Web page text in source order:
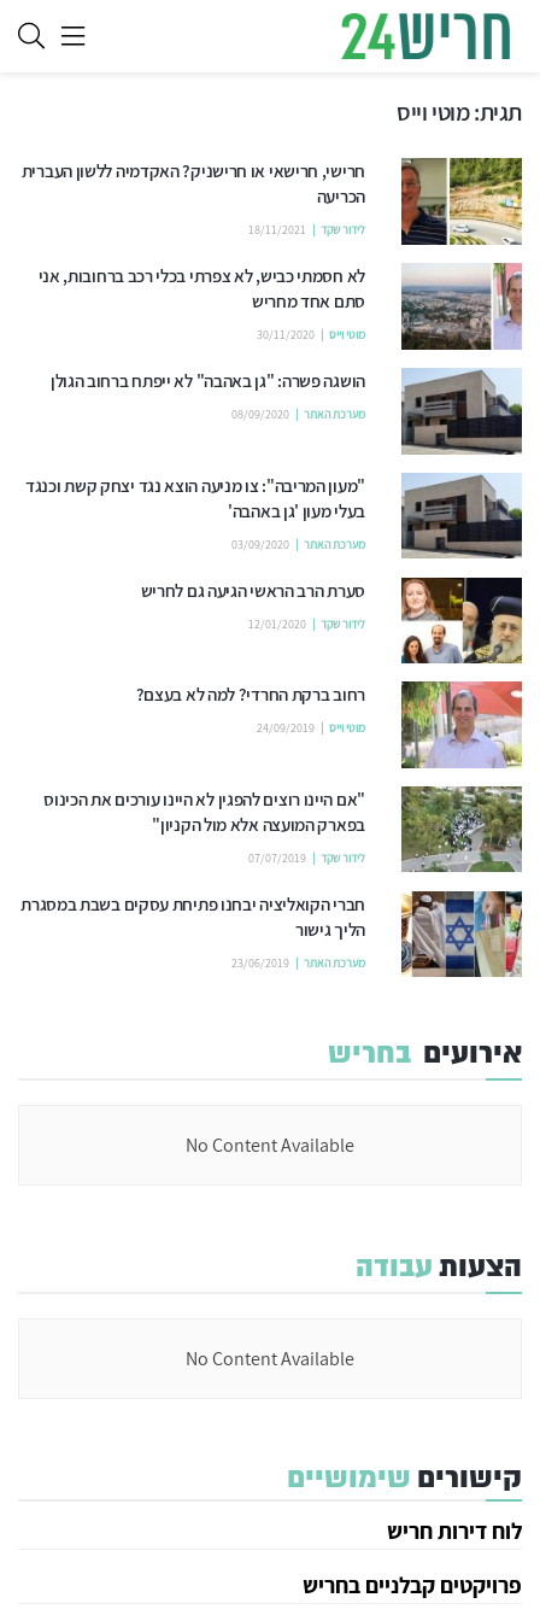
תגית:מוטי וייס
חרישי, חרישאי או חרישניק? האקדמיה ללשון העברית
הכריעה
לידור שקד 18/11/2021
לא חסמתי כביש, לא צפרתי בכלי רכב ברחובות, אני
סתם אחד מחריש
מוטי וייס 30/11/2020
הושגה פשרה: "גן באהבה" לא ייפתח ברחוב הגולן
מערכת האתר 08/09/2020
"מעון המריבה": צו מניעה הוצא נגד יצחק קשת וכנגד
בעלי מעון 'גן באהבה'
מערכת האתר 03/09/2020
סערת הרב הראשי הגיעה גם לחריש
לידור שקד 12/01/2020
רחוב ברקת החרדי? למה לא בעצם?
מוטי וייס 24/09/2019
"אם היינו רוצים להפגין לא היינו עורכים את הכינוס
בפארק המועצה אלא מול הקניון"
לידור שקד 07/07/2019
חברי הקואליציה יבחנו פתיחת עסקים בשבת במסגרת
הליך גישור
מערכת האתר 23/06/2019
אירועים בחריש
No Content Available
הצעותעבודה
No Content Available
קישורים שימושיים
לוח דירות חריש
פרויקטים קבלניים בחריש